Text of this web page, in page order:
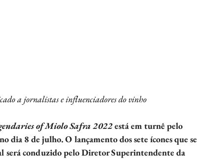
a jornalistas e influenciadores do vinho
of Miolo Safra 2022 está em turnê pelo
dia 8 de julho. O lançamento dos sete ícones que se
conduzido pelo Diretor Superintendente da